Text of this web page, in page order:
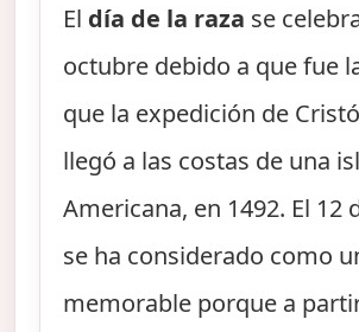
El día de la raza se
octubre debido a que fue
que la expedición de
llegó a las costas de una
Americana, en 1492. El 12
se ha considerado como
memorable porque a